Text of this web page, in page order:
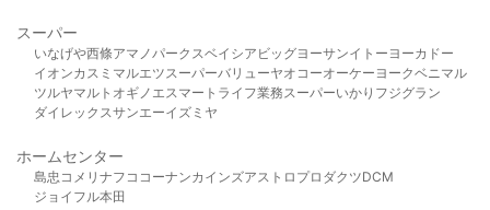
スーパー
いなげや西條アマノパークスベイシア ビッグヨーサンイトーヨーカドー
イオンカスミ マルエツスーパーバリューヤオコーオーケー ヨークベニマル
ツルヤマルト オギノ エスマート ライフ業務スーパーいかり フジグラン
ダイレックスサンエーイズミヤ
ホームセンター
島忠 コメリ ナフコ コーナンカインズアストロプロダクツDCM
ジョイフル本田